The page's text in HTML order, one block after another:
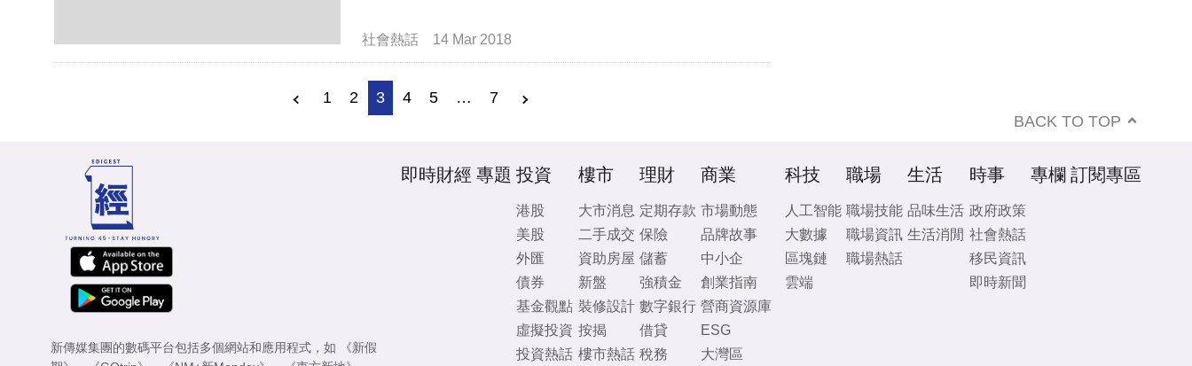
社會熱話 14 Mar 2018
1 2 3 4 5 … 7
BACK TO TOP
新傳媒集團的數碼平台包括多個網站和應用程式，如
《新假
即時財經 專題 投資
港股
美股
外匯
債券
基金觀點
虛擬投資
投資熱話
樓市
大市消息
二手成交
資助房屋
新盤
裝修設計
按揭
樓市熱話
理財
定期存款
保險
儲蓄
強積金
數字銀行
借貸
稅務
商業
市場動態
品牌故事
中小企
創業指南
營商資源庫
ESG
大灣區
科技
人工智能
大數據
區塊鏈
雲端
職場
職場技能
職場資訊
職場熱話
生活
品味生活
生活消閒
時事
政府政策
社會熱話
移民資訊
即時新聞
專欄 訂閱專區